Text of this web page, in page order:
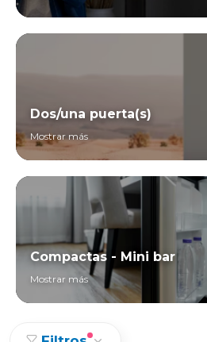
Dos/una puerta(s)
Mostrar más
Compactas - Mini bar
Mostrar más